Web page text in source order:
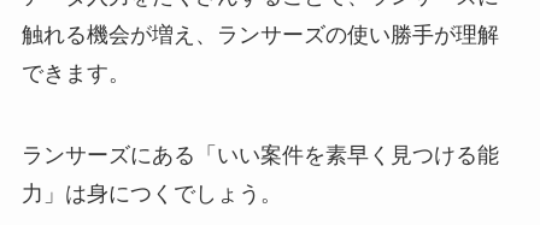
触れる機会が増え、ランサーズの使い勝手が理解
できます。
ランサーズにある「いい案件を素早く見つける能
力」は身につくでしょう。